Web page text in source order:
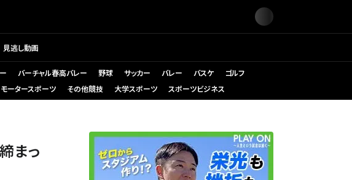
見逃し動画
バーチャル春高バレー 野球 サッカー バレー バスケ
ゴルフ
モータースポーツ その他競技 大学スポーツ スポーツビジネス
まっ